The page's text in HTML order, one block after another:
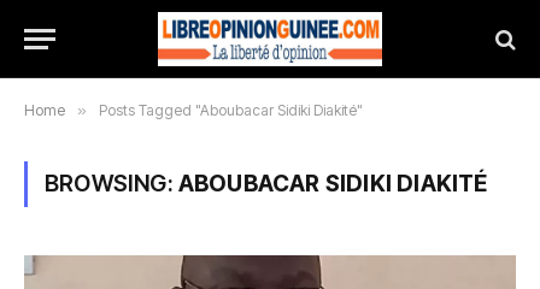
Home » Posts Tagged "Aboubacar Sidiki Diakité"
BROWSING: ABOUBACAR SIDIKI DIAKITÉ